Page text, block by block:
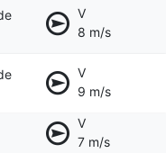
V
8 m/s
V
9 m/s
V
7 m/s